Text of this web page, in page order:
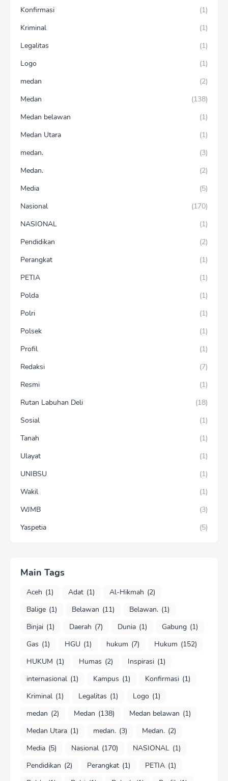
Konfirmasi
(1)
Kriminal
(1)
Legalitas
(1)
Logo
(1)
medan
(2)
Medan
(138)
Medan belawan
(1)
Medan Utara
(1)
medan.
(3)
Medan.
(2)
Media
(5)
Nasional
(170)
NASIONAL
(1)
Pendidikan
(2)
Perangkat
(1)
PETIA
(1)
Polda
(1)
Polri
(1)
Polsek
(1)
Profil
(1)
Redaksi
(7)
Resmi
(1)
Rutan Labuhan Deli
(18)
Sosial
(1)
Tanah
(1)
Ulayat
(1)
UNIBSU
(1)
Wakil
(1)
WJMB
(3)
Yaspetia
(5)
Main Tags
Aceh (1) Adat (1) Al-Hikmah (2)
Balige (1) Belawan (11) Belawan. (1)
Binjai (1) Daerah (7) Dunia (1) Gabung (1)
Gas (1) HGU (1) hukum (7) Hukum (152)
HUKUM (1) Humas (2) Inspirasi (1)
internasional (1) Kampus (1) Konfirmasi (1)
Kriminal (1) Legalitas (1) Logo (1)
medan (2) Medan (138) Medan belawan (1)
Medan Utara (1) medan. (3) Medan. (2)
Media (5) Nasional (170) NASIONAL (1)
Pendidikan (2) Perangkat (1) PETIA (1)